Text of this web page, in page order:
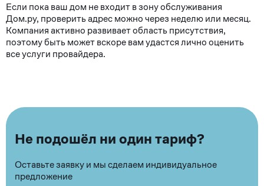
Если пока ваш дом не входит в зону обслуживания
Дом.ру, проверить адрес можно через неделю или месяц.
Компания активно развивает область присутствия,
поэтому быть может вскоре вам удастся лично оценить
все услуги провайдера.
Не подошёл ни один тариф?
Оставьте заявку и мы сделаем индивидуальное
предложение